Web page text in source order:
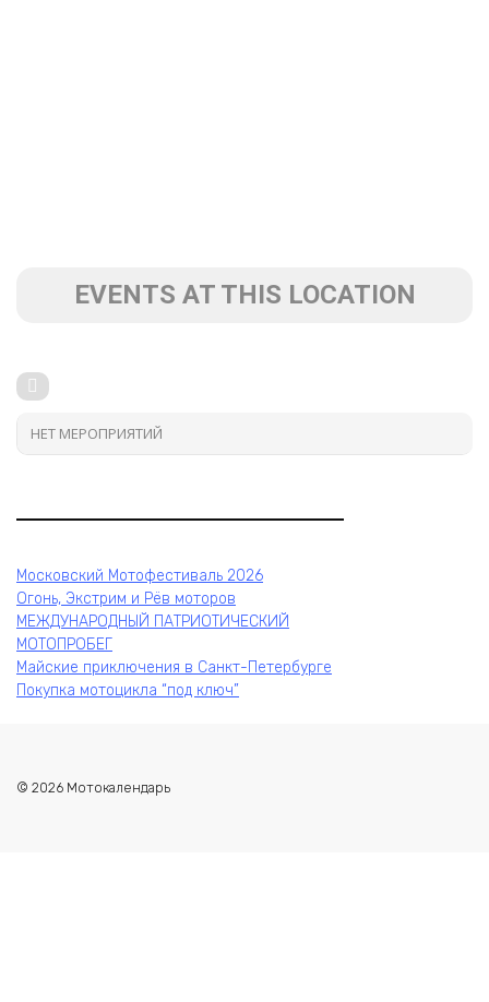
EVENTS AT THIS LOCATION
НЕТ МЕРОПРИЯТИЙ
Московский Мотофестиваль 2026
Огонь, Экстрим и Рёв моторов
МЕЖДУНАРОДНЫЙ ПАТРИОТИЧЕСКИЙ
МОТОПРОБЕГ
Майские приключения в Санкт-Петербурге
Покупка мотоцикла “под ключ”
© 2026 Мотокалендарь